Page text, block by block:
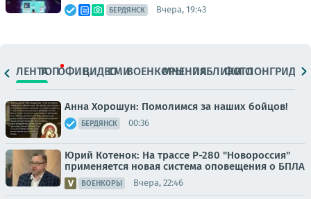
БЕРДЯНСК Вчера, 19:43
ЛЕНТАТОПОФИЦ.ВИДЕОСМИВОЕНКОРЫМНЕНИЯПАБЛИКИ
ФОТОЛОНГРИДЫ
Анна Хорошун: Помолимся за наших бойцов!
БЕРДЯНСК 00:36
Юрий Котенок: На трассе Р-280 "Новороссия"
применяется новая система оповещения о БПЛА
ВОЕНКОРЫ Вчера, 22:46